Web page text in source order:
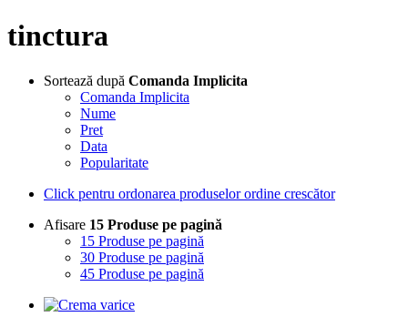
tinctura
Sortează după Comanda Implicita
Comanda Implicita
Nume
Pret
Data
Popularitate
Click pentru ordonarea produselor ordine crescător
Afisare 15 Produse pe pagină
15 Produse pe pagină
30 Produse pe pagină
45 Produse pe pagină